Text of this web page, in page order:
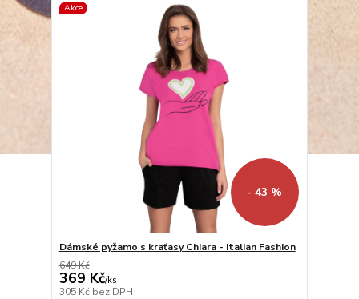
Akce
- 43 %
Dámské pyžamo s kraťasy Chiara - Italian Fashion
649 Kč
369 Kč/ks
305 Kč bez DPH